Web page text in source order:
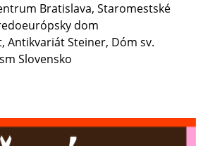
Bratislava, Staromestské
dom
Antikvariát Steiner, Dóm sv.
Slovensko